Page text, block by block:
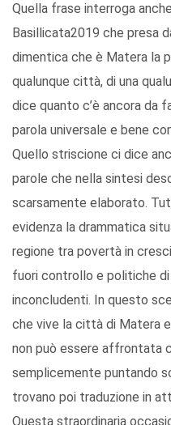
Quella frase interroga
Basillicata2019 che presa
dimentica che è Matera la
qualunque città, di una
dice quanto c’è ancora da
parola universale e bene
Quello striscione ci dice
parole che nella sintesi
scarsamente elaborato.
evidenza la drammatica
regione tra povertà in
fuori controllo e politiche
inconcludenti. In questo
che vive la città di Matera
non può essere affrontata
semplicemente puntando
trovano poi traduzione in
Questa straordinaria